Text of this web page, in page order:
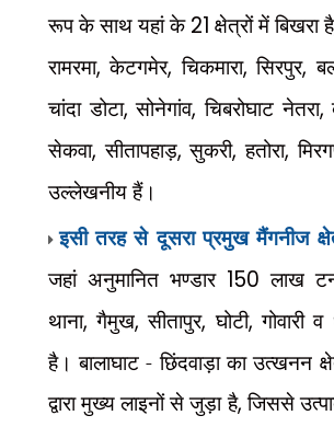
रूप के साथ यहां के 21 क्षेत्रों में बिखरा है
रामरमा,केटगमेर,चिकमारा,सिरपुर,
चांदा डोटा,सोनेगांव,चिबरोघाट नेतरा,
सेकवा,सीतापहाड़,सुकरी,हतोरा,
उल्लेखनीय हैं।
इसी तरह से दूसरा प्रमुख मैंगनीज
जहां अनुमानित भण्डार 150 लाख
थाना,गैमुख,सीतापुर,घोटी,गोवारी
है। बालाघाट - छिंदवाड़ा का उत्खनन
द्वारा मुख्य लाइनों से जुड़ा है,जिससे